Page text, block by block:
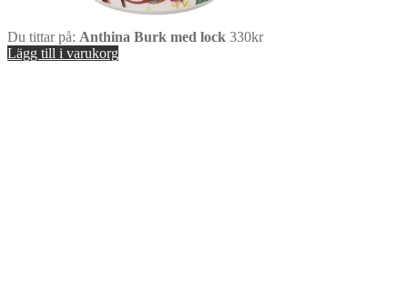
Du tittar på: Anthina Burk med lock 330kr
Lägg till i varukorg